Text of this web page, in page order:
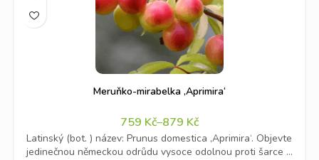
Meruňko-mirabelka ‚Aprimira‘
759 Kč–879 Kč
Latinský (bot. ) název: Prunus domestica ‚Aprimira‘. Objevte
jedinečnou německou odrůdu vysoce odolnou proti šarce ...